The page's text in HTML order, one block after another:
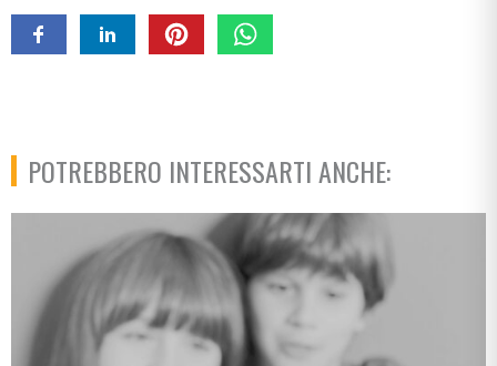
POTREBBERO INTERESSARTI ANCHE: